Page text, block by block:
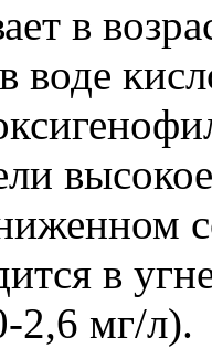
в
воде
в
2,6 мг/л).